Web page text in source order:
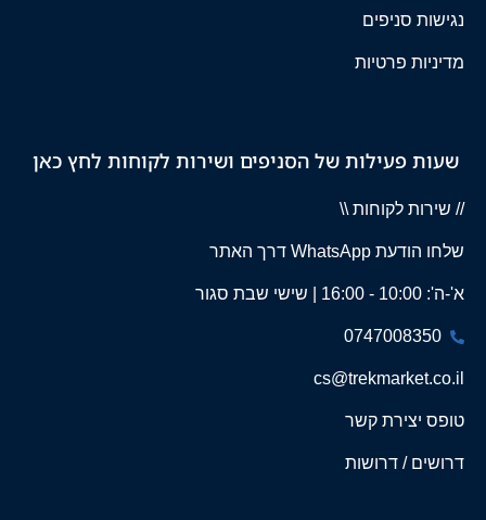
נגישות סניפים
מדיניות פרטיות
שעות פעילות של הסניפים ושירות לקוחות לחץ כאן
// שירות לקוחות \\
שלחו הודעת WhatsApp דרך האתר
א'-ה': 10:00 - 16:00 | שישי שבת סגור
0747008350
cs@trekmarket.co.il
טופס יצירת קשר
דרושים / דרושות